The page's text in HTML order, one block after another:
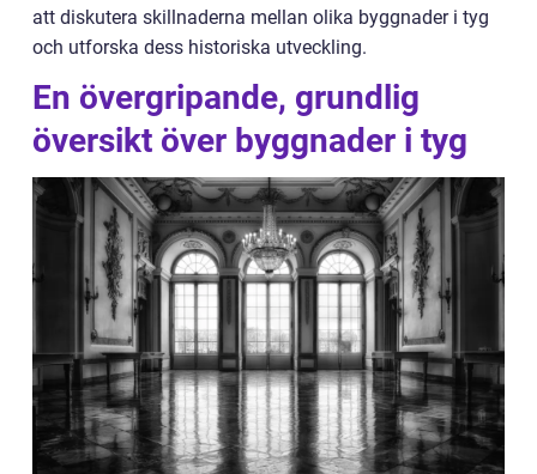
att diskutera skillnaderna mellan olika byggnader i tyg
och utforska dess historiska utveckling.
En övergripande, grundlig
översikt över byggnader i tyg